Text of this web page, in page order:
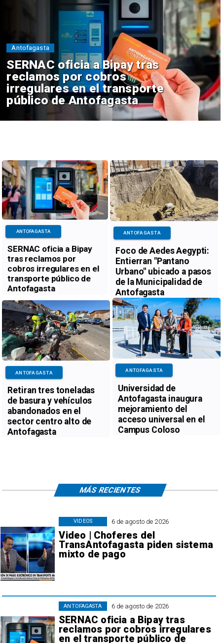
SERNAC oficia a Bipay tras
reclamos por cobros
irregulares en el transporte
público de Antofagasta
Antofagasta
SERNAC oficia a Bipay
tras reclamos por
cobros irregulares en el
transporte público de
Antofagasta
ANTOFAGASTA
Foco de Aedes Aegypti:
Entierran "Pantano
Urbano" ubicado a pasos
de la Municipalidad de
Antofagasta
ANTOFAGASTA
Retiran tres toneladas
de basura y vehículos
abandonados en el
sector centro alto de
Antofagasta
ANTOFAGASTA
Universidad de
Antofagasta inaugura
mejoramiento del
acceso universal en el
Campus Coloso
ANTOFAGASTA
6 de agosto de 2026
Video | Choferes del
TransAntofagasta piden sistema
mixto de pago
VIDEOS
6 de agosto de 2026
SERNAC oficia a Bipay tras
reclamos por cobros irregulares
en el transporte público de
ANTOFAGASTA
MÁS RECIENTES